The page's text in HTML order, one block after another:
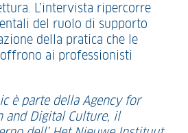
L’intervista ripercorre
del ruolo di supporto
della pratica che le
ai professionisti
è parte della Agency for
and Digital Culture, il